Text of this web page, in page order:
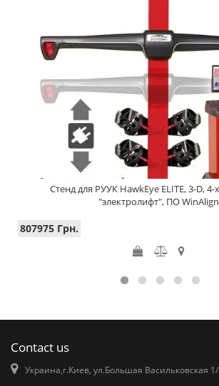
Стенд для РУУК HawkEye ELITE, 3-D,
"электролифт", ПО WinAlign
807975 Грн.
Contact us
Украина,г.Киев, ул.Большая Васильковская